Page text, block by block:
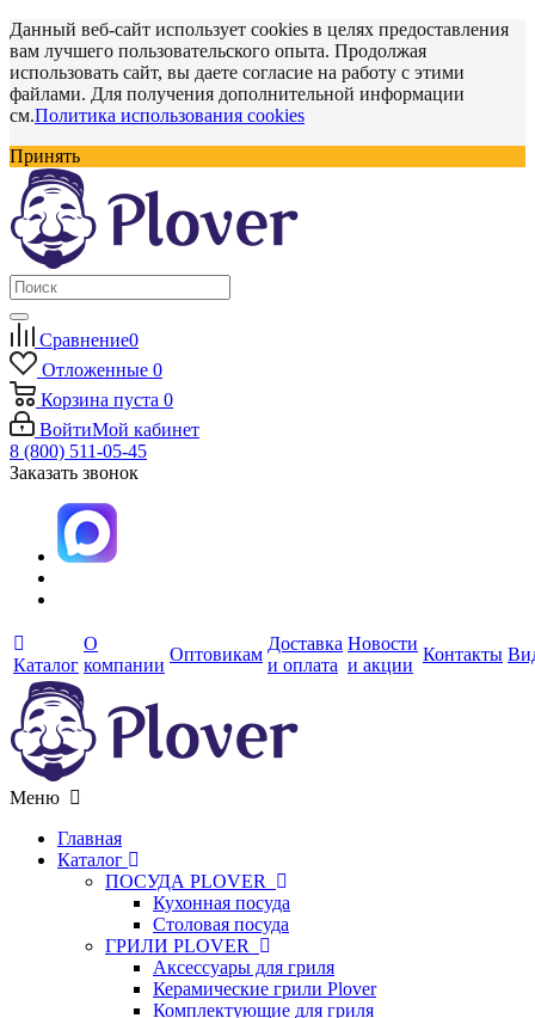
Данный веб-сайт использует cookies в целях предоставления
вам лучшего пользовательского опыта. Продолжая
использовать сайт, вы даете согласие на работу с этими
файлами. Для получения дополнительной информации
см.Политика использования cookies
Принять
Сравнение0
Отложенные 0
Корзина пуста 0
ВойтиМой кабинет
8 (800) 511-05-45
Заказать звонок
Каталог
О
компании
Оптовикам
Доставка
и оплата
Новости
и акции
Контакты
Меню
Главная
Каталог
ПОСУДА PLOVER
Кухонная посуда
Столовая посуда
ГРИЛИ PLOVER
Аксессуары для гриля
Керамические грили Plover
Комплектующие для гриля